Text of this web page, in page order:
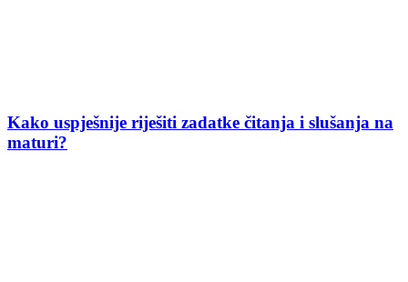
Kako uspješnije riješiti zadatke čitanja i slušanja na
maturi?